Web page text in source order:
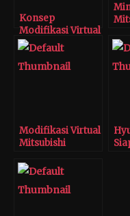
Konsep
Modifikasi Virtual
Mitsubishi Delica
by Autovanoz
Modifikasi Virtual
Mitsubishi
Tomi Airbrush